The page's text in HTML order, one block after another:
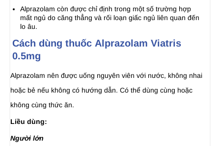
Alprazolam còn được chỉ định trong một số trường hợp
mất ngủ do căng thẳng và rối loạn giấc ngủ liên quan đến
lo âu.
Cách dùng thuốc Alprazolam Viatris
0.5mg
Alprazolam nên được uống nguyên viên với nước, không nhai
hoặc bẻ nếu không có hướng dẫn. Có thể dùng cùng hoặc
không cùng thức ăn.
Liều dùng:
Người lớn